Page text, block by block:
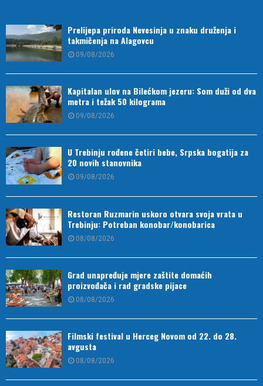
Prelijepa priroda Nevesinja u znaku druženja i
takmičenja na Alagovcu
09/08/2026
Kapitalan ulov na Bilećkom jezeru: Som duži od dva
metra i težak 50 kilograma
09/08/2026
U Trebinju rođene četiri bebe, Srpska bogatija za
20 novih stanovnika
09/08/2026
Restoran Ruzmarin uskoro otvara svoja vrata u
Trebinju: Potreban konobar/konobarica
08/08/2026
Grad unapređuje mjere zaštite domaćih
proizvođača i rad gradske pijace
08/08/2026
Filmski festival u Herceg Novom od 22. do 28.
avgusta
08/08/2026